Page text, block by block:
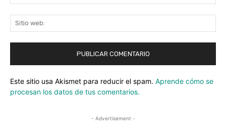
Este sitio usa Akismet para reducir el spam. Aprende cómo se
procesan los datos de tus comentarios.
- Advertisement -